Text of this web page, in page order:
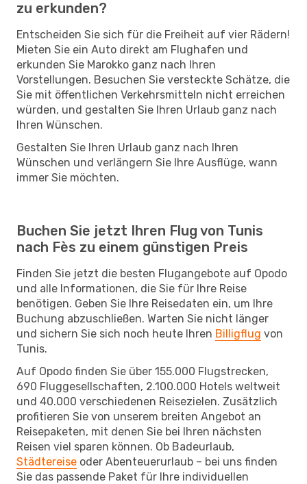
zu erkunden?
Entscheiden Sie sich für die Freiheit auf vier Rädern!
Mieten Sie ein Auto direkt am Flughafen und
erkunden Sie Marokko ganz nach Ihren
Vorstellungen. Besuchen Sie versteckte Schätze, die
Sie mit öffentlichen Verkehrsmitteln nicht erreichen
würden, und gestalten Sie Ihren Urlaub ganz nach
Ihren Wünschen.
Gestalten Sie Ihren Urlaub ganz nach Ihren
Wünschen und verlängern Sie Ihre Ausflüge, wann
immer Sie möchten.
Buchen Sie jetzt Ihren Flug von Tunis
nach Fès zu einem günstigen Preis
Finden Sie jetzt die besten Flugangebote auf Opodo
und alle Informationen, die Sie für Ihre Reise
benötigen. Geben Sie Ihre Reisedaten ein, um Ihre
Buchung abzuschließen. Warten Sie nicht länger
und sichern Sie sich noch heute Ihren Billigflug von
Tunis.
Auf Opodo finden Sie über 155.000 Flugstrecken,
690 Fluggesellschaften, 2.100.000 Hotels weltweit
und 40.000 verschiedenen Reisezielen. Zusätzlich
profitieren Sie von unserem breiten Angebot an
Reisepaketen, mit denen Sie bei Ihren nächsten
Reisen viel sparen können. Ob Badeurlaub,
Städtereise oder Abenteuerurlaub – bei uns finden
Sie das passende Paket für Ihre individuellen